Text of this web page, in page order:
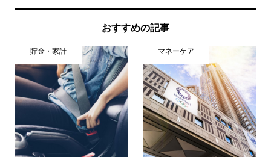
おすすめの記事
貯金・家計 マネーケア